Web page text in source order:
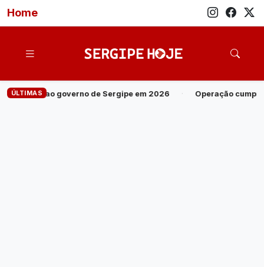
Home
ÚLTIMAS
em 2026 · Operação cumpre 28 mandados contra